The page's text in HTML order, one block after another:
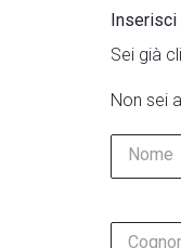
Inserisci
Sei già
Non sei
Nome